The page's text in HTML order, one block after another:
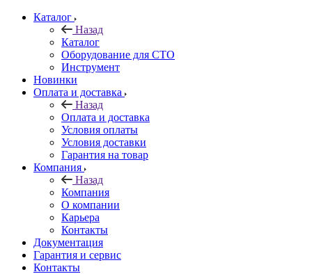
Каталог
Назад
Каталог
Оборудование для СТО
Инструмент
Новинки
Оплата и доставка
Назад
Оплата и доставка
Условия оплаты
Условия доставки
Гарантия на товар
Компания
Назад
Компания
О компании
Карьера
Контакты
Документация
Гарантия и сервис
Контакты